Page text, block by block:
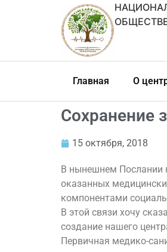
Главная О
Сохранение
15 октября, 2018
В нынешнем Послании
оказанных
компонентами
В этой связи хочу
создание нашего
Первичная медико-